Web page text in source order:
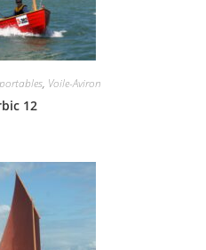
, Voile-Aviron
12